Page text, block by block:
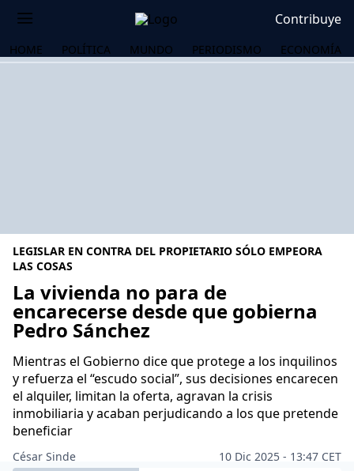
Contribuye
HOME POLÍTICA MUNDO PERIODISMO ECONOMÍA
LEGISLAR EN CONTRA DEL PROPIETARIO SÓLO EMPEORA
LAS COSAS
La vivienda no para de
encarecerse desde que gobierna
Pedro Sánchez
Mientras el Gobierno dice que protege a los inquilinos
y refuerza el “escudo social”, sus decisiones encarecen
el alquiler, limitan la oferta, agravan la crisis
inmobiliaria y acaban perjudicando a los que pretende
beneficiar
César Sinde
10 Dic 2025 - 13:47 CET